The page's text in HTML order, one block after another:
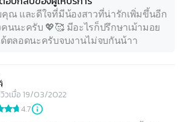
ณ และดีใจที่มีน้องสาวที่น่ารักเพิ่มขึ้นอีก
นนะครับ 💖🥰 มีอะไรก็ปรึกษาเม้ามอย
ตลอดนะครับจบงานไม่จบกันน้าา
วเมื่อ 19/03/2022
4.7